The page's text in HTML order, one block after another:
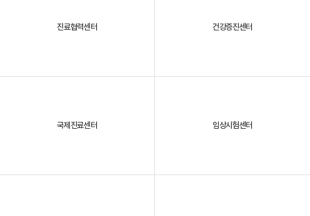
2025년, 대구파티마병원을 되돌아보다
진료협력센터 건강증진센터
국제진료센터 임상시험센터